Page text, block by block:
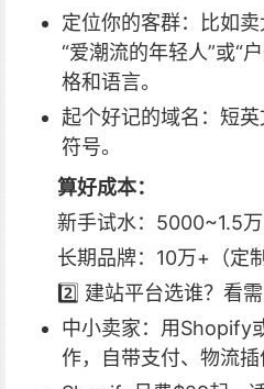
定位你的客群：比如
“爱潮流的年轻人”或“
格和语言。
起个好记的域名：短
符号。
算好成本：
新手试水：5000~1.5
长期品牌：10万+（定
2️⃣ 建站平台选谁？看需
中小卖家：用Shopify
作，自带支付、物流插